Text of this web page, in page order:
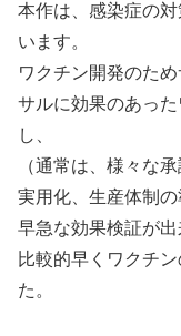
本作は、感染症の
います。
ワクチン開発のた
サルに効果のあっ
し、
（通常は、様々な
実用化、生産体制の
早急な効果検証が出
比較的早くワクチ
た。